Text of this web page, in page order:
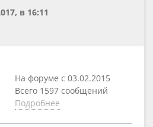
в 16:11
На форуме с 03.02.2015
Всего 1597 сообщений
Подробнее